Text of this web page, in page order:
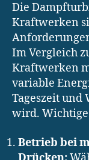
Die
Kraftwerken
Im Vergleich
Kraftwerken
variable
Tageszeit und
wird.
Betrieb bei